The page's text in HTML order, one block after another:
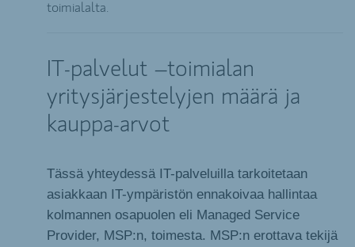
toimialalta.
IT-palvelut –toimialan
yritysjärjestelyjen määrä ja
kauppa-arvot
Tässä yhteydessä IT-palveluilla tarkoitetaan
asiakkaan IT-ympäristön ennakoivaa hallintaa
kolmannen osapuolen eli Managed Service
Provider, MSP:n, toimesta. MSP:n erottava tekijä